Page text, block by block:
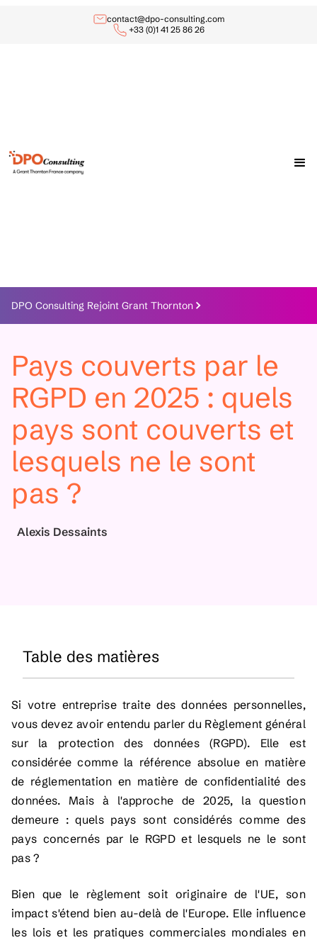
contact@dpo-consulting.com
+33 (0)1 41 25 86 26
DPO Consulting Rejoint Grant Thornton
Pays couverts par le
RGPD en 2025 : quels
pays sont couverts et
lesquels ne le sont
pas ?
Alexis Dessaints
Table des matières
Si votre entreprise traite des données personnelles,
vous devez avoir entendu parler du Règlement général
sur la protection des données (RGPD). Elle est
considérée comme la référence absolue en matière
de réglementation en matière de confidentialité des
données. Mais à l'approche de 2025, la question
demeure : quels pays sont considérés comme des
pays concernés par le RGPD et lesquels ne le sont
pas ?
Bien que le règlement soit originaire de l'UE, son
impact s'étend bien au-delà de l'Europe. Elle influence
les lois et les pratiques commerciales mondiales en